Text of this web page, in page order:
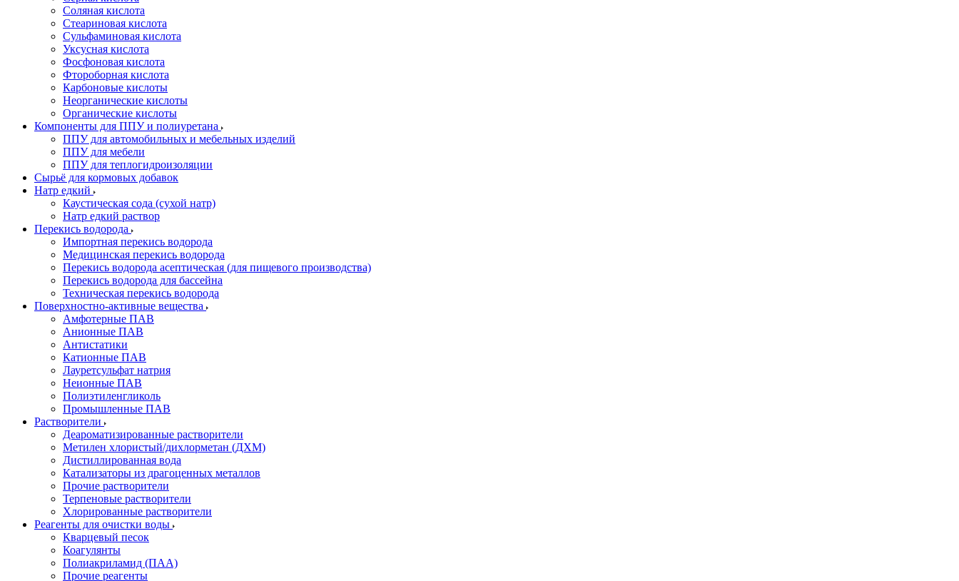
Соляная кислота
Стеариновая кислота
Сульфаминовая кислота
Уксусная кислота
Фосфоновая кислота
Фтороборная кислота
Карбоновые кислоты
Неорганические кислоты
Органические кислоты
Компоненты для ППУ и полиуретана
ППУ для автомобильных и мебельных изделий
ППУ для мебели
ППУ для теплогидроизоляции
Сырьё для кормовых добавок
Натр едкий
Каустическая сода (сухой натр)
Натр едкий раствор
Перекись водорода
Импортная перекись водорода
Медицинская перекись водорода
Перекись водорода асептическая (для пищевого производства)
Перекись водорода для бассейна
Техническая перекись водорода
Поверхностно-активные вещества
Амфотерные ПАВ
Анионные ПАВ
Антистатики
Катионные ПАВ
Лауретсульфат натрия
Неионные ПАВ
Полиэтиленгликоль
Промышленные ПАВ
Растворители
Деароматизированные растворители
Метилен хлористый/дихлорметан (ДХМ)
Дистиллированная вода
Катализаторы из драгоценных металлов
Прочие растворители
Терпеновые растворители
Хлорированные растворители
Реагенты для очистки воды
Кварцевый песок
Коагулянты
Полиакриламид (ПАА)
Прочие реагенты